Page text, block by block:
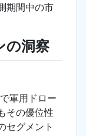
期間中の市
の洞察
軍用ドロー
その優位性
セグメント